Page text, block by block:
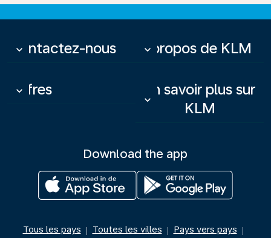
Contactez-nous
keyboard_arrow_down À propos de KLM
keyboard_arrow_down
Offres
keyboard_arrow_down
En savoir plus sur
KLM
keyboard_arrow_down
Download the app
Tous les pays | Toutes les villes | Pays vers pays |